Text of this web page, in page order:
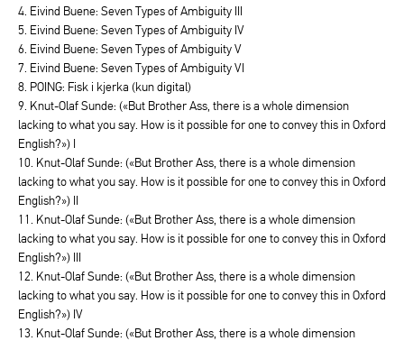
4. Eivind Buene: Seven Types of Ambiguity III
5. Eivind Buene: Seven Types of Ambiguity IV
6. Eivind Buene: Seven Types of Ambiguity V
7. Eivind Buene: Seven Types of Ambiguity VI
8. POING: Fisk i kjerka (kun digital)
9. Knut-Olaf Sunde: («But Brother Ass, there is a whole dimension
lacking to what you say. How is it possible for one to convey this in Oxford
English?») I
10. Knut-Olaf Sunde: («But Brother Ass, there is a whole dimension
lacking to what you say. How is it possible for one to convey this in Oxford
English?») II
11. Knut-Olaf Sunde: («But Brother Ass, there is a whole dimension
lacking to what you say. How is it possible for one to convey this in Oxford
English?») III
12. Knut-Olaf Sunde: («But Brother Ass, there is a whole dimension
lacking to what you say. How is it possible for one to convey this in Oxford
English?») IV
13. Knut-Olaf Sunde: («But Brother Ass, there is a whole dimension